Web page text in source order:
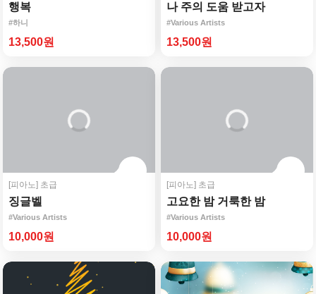
행복
#하니
13,500원
나 주의 도움 받고자
#Various Artists
13,500원
[피아노] 초급
징글벨
#Various Artists
10,000원
[피아노] 초급
고요한 밤 거룩한 밤
#Various Artists
10,000원